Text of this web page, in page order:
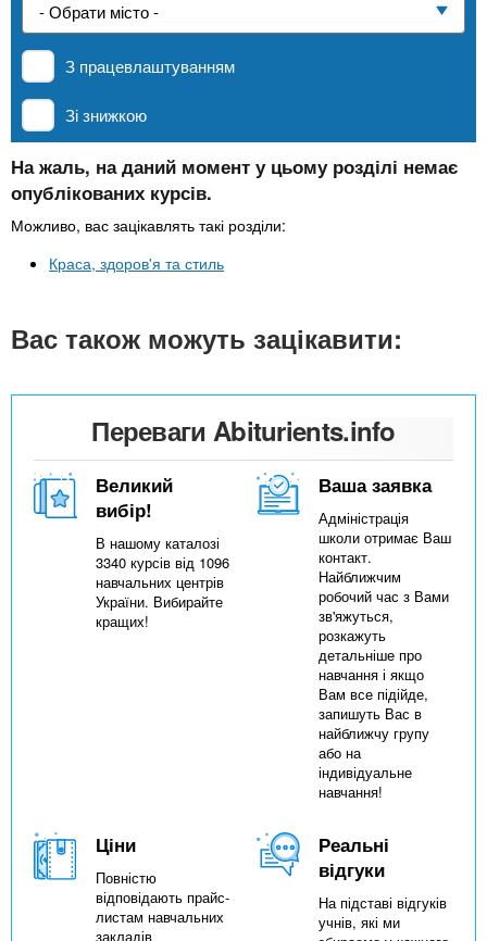
n
t
s
.
i
n
f
o
к
л
а
д
Приватні школи
Онлайн курси
За кордоном
З працевлаштуванням
Зі знижкою
На жаль, на даний момент у цьому розділі немає
опублікованих курсів.
Можливо, вас зацікавлять такі розділи:
Краса, здоров'я та стиль
Вас також можуть зацікавити:
Переваги Abiturients.info
Великий
вибір!
В нашому каталозі
3340 курсів від 1096
навчальних центрів
України. Вибирайте
кращих!
Ваша заявка
Адміністрація
школи отримає Ваш
контакт.
Найближчим
робочий час з Вами
зв'яжуться,
розкажуть
детальніше про
навчання і якщо
Вам все підійде,
запишуть Вас в
найближчу групу
або на
індивідуальне
навчання!
Ціни
Повністю
відповідають прайс-
листам навчальних
закладів
Реальні
відгуки
На підставі відгуків
учнів, які ми